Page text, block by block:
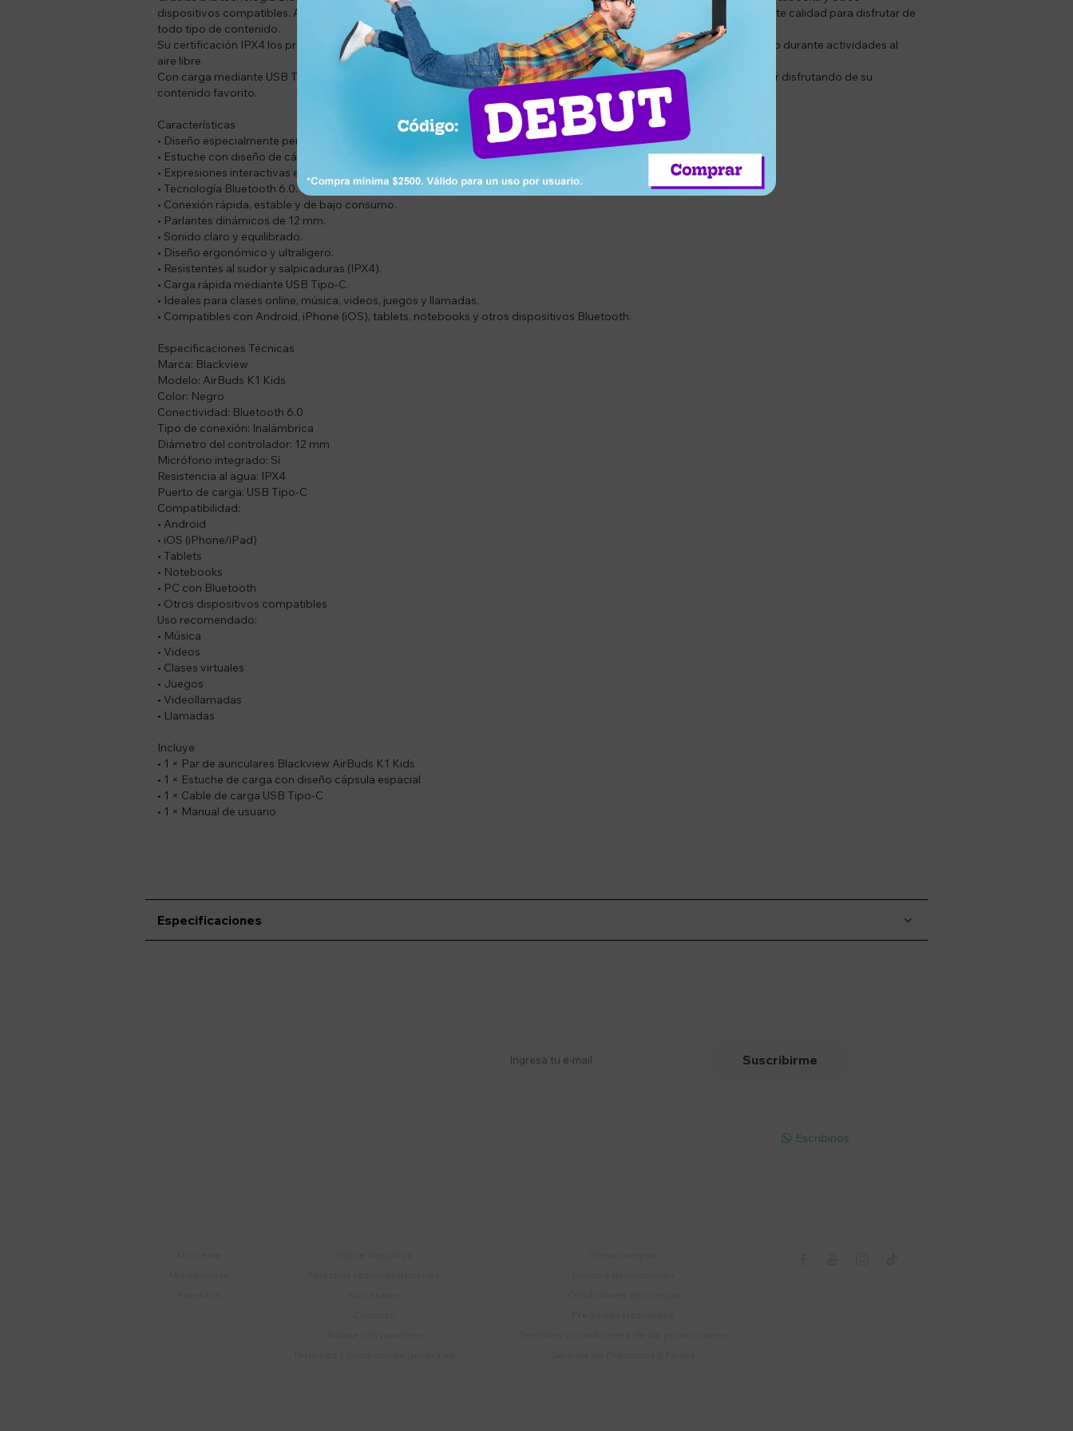
dispositivos compatibles. Además, sus parlantes dinámicos de 12 mm brindan un sonido claro, equilibrado y de excelente calidad para disfrutar de
todo tipo de contenido.
Su certificación IPX4 los protege contra el sudor y las salpicaduras, siendo ideales para el uso diario, tanto en casa como durante actividades al
aire libre.
Con carga mediante USB Tipo-C, los AirBuds K1 permiten una recarga rápida y sencilla para que los niños puedan seguir disfrutando de su
contenido favorito.
Características
• Diseño especialmente pensado para niños.
• Estuche con diseño de cápsula espacial giratoria.
• Expresiones interactivas en el estuche.
• Tecnología Bluetooth 6.0.
• Conexión rápida, estable y de bajo consumo.
• Parlantes dinámicos de 12 mm.
• Sonido claro y equilibrado.
• Diseño ergonómico y ultraligero.
• Resistentes al sudor y salpicaduras (IPX4).
• Carga rápida mediante USB Tipo-C.
• Ideales para clases online, música, videos, juegos y llamadas.
• Compatibles con Android, iPhone (iOS), tablets, notebooks y otros dispositivos Bluetooth.
Especificaciones Técnicas
Marca: Blackview
Modelo: AirBuds K1 Kids
Color: Negro
Conectividad: Bluetooth 6.0
Tipo de conexión: Inalámbrica
Diámetro del controlador: 12 mm
Micrófono integrado: Sí
Resistencia al agua: IPX4
Puerto de carga: USB Tipo-C
Compatibilidad:
• Android
• iOS (iPhone/iPad)
• Tablets
• Notebooks
• PC con Bluetooth
• Otros dispositivos compatibles
Uso recomendado:
• Música
• Videos
• Clases virtuales
• Juegos
• Videollamadas
• Llamadas
Incluye
• 1 × Par de auriculares Blackview AirBuds K1 Kids
• 1 × Estuche de carga con diseño cápsula espacial
• 1 × Cable de carga USB Tipo-C
• 1 × Manual de usuario
Especificaciones
Suscribirme
 Escribinos